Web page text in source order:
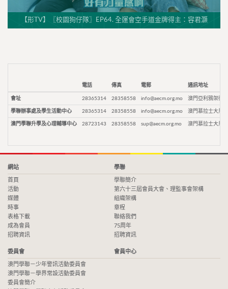
【形TV】〖校園狗仔隊〗EP64. 全運會空手道金牌得主：容君灝
電話 傳真 電郵 通訊地址
會址 28365314 28358558 info@aecm.org.mo 澳門亞利鴉架街9
學聯辦事處及學生活動中心 28365314 28358558 info@aecm.org.mo 澳門慕拉士大馬
澳門學聯升學及心理輔導中心 28723143 28358558 sup@aecm.org.mo 澳門慕拉士大馬
網站
首頁
活動
媒體
時事
表格下載
成為會員
招聘資訊
學聯
學聯簡介
第六十三屆會員大會、理監事會架構
組織架構
章程
聯絡我們
75周年
招聘資訊
委員會
澳門學聯－少年警訊活動委員會
澳門學聯－學界常設活動委員會
委員會簡介
會員中心